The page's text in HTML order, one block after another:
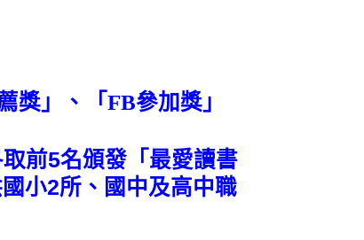
獎」、「FB參加獎」
前5名頒發「最愛讀書
小2所、國中及高中職